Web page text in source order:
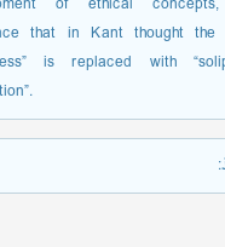
that in Kant thought
is replaced with